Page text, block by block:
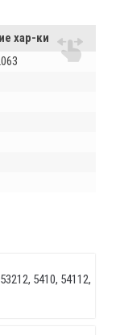
хар-ки
5410, 54112,